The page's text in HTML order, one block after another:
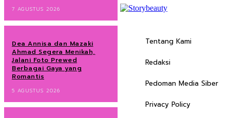
7 AGUSTUS 2026
Dea Annisa dan Mazaki
Ahmad Segera Menikah,
Jalani Foto Prewed
Berbagai Gaya yang
Romantis
5 AGUSTUS 2026
Tentang Kami
Redaksi
Pedoman Media Siber
Privacy Policy